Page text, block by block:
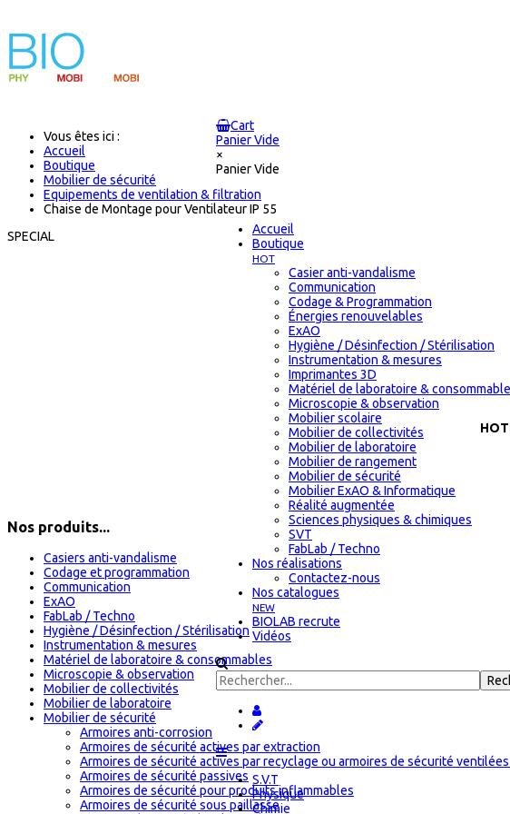
Cart
Panier Vide
×
Panier Vide
Accueil
Boutique
HOT
Casier anti-vandalisme
Communication
Codage & Programmation
Énergies renouvelables
ExAO
Hygiène / Désinfection / Stérilisation
Instrumentation & mesures
Imprimantes 3D
Matériel de laboratoire &
Microscopie & observation
Mobilier scolaire
Mobilier de collectivités
Mobilier de laboratoire
Mobilier de rangement
Mobilier de sécurité
Mobilier ExAO & Informatique
Réalité augmentée
Sciences physiques & chimiques
SVT
FabLab / Techno
Nos réalisations
Contactez-nous
Nos catalogues
NEW
BIOLAB recrute
Vidéos
S.V.T
Physique
Chimie
Vous êtes ici :
Accueil
Boutique
Mobilier de sécurité
Equipements de ventilation & filtration
Chaise de Montage pour Ventilateur IP 55
SPECIAL
Nos produits...
Casiers anti-vandalisme
Codage et programmation
Communication
ExAO
FabLab / Techno
Hygiène / Désinfection / Stérilisation
Instrumentation & mesures
Matériel de laboratoire & consommables
Microscopie & observation
Mobilier de collectivités
Mobilier de laboratoire
Mobilier de sécurité
Armoires anti-corrosion
Armoires de sécurité actives par extraction
Armoires de sécurité actives par recyclage ou armoires de sécurité
Armoires de sécurité passives
Armoires de sécurité pour produits inflammables
Armoires de sécurité sous paillasse